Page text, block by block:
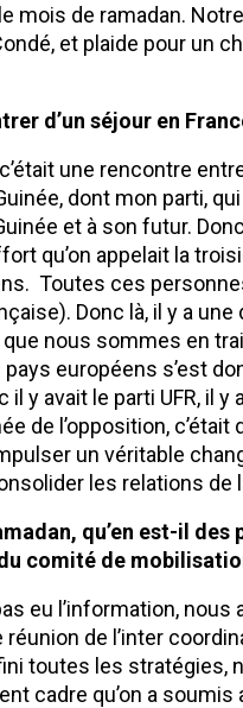
mois de ramadan.
et plaide pour un
d’un séjour en
une rencontre
dont mon parti,
et à son futur.
qu’on appelait la
Toutes ces
Donc là, il y a
nous sommes en
européens s’est
y avait le parti UFR, il y
de l’opposition,
un véritable
les relations
qu’en est-il
comité de
eu l’information,
de l’inter
toutes les stratégies,
cadre qu’on a